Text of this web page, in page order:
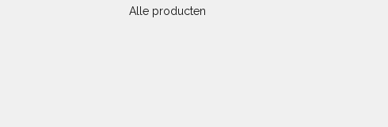
Alle producten